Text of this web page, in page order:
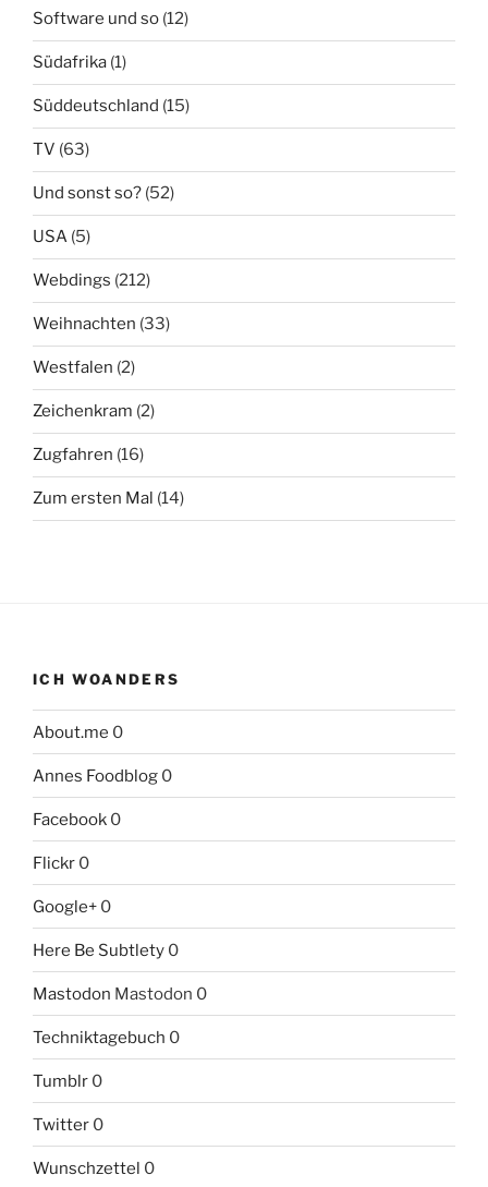
Software und so (12)
Südafrika (1)
Süddeutschland (15)
TV (63)
Und sonst so? (52)
USA (5)
Webdings (212)
Weihnachten (33)
Westfalen (2)
Zeichenkram (2)
Zugfahren (16)
Zum ersten Mal (14)
ICH WOANDERS
About.me 0
Annes Foodblog 0
Facebook 0
Flickr 0
Google+ 0
Here Be Subtlety 0
Mastodon Mastodon 0
Techniktagebuch 0
Tumblr 0
Twitter 0
Wunschzettel 0